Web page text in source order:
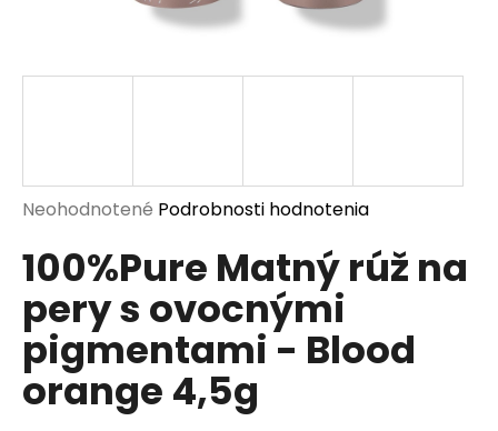
Priemerné
produktu
je
0,0
z
5
hviezdičiek.
Neohodnotené Podrobnosti hodnotenia
100%Pure Matný rúž na
pery s ovocnými
pigmentami - Blood
orange 4,5g
s
HĽADAŤ
O
d
p